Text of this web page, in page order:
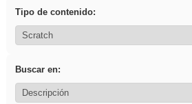
Tipo de contenido:
Buscar en: